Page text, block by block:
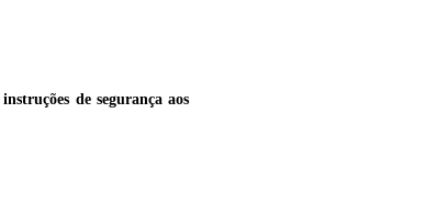
de segurança aos